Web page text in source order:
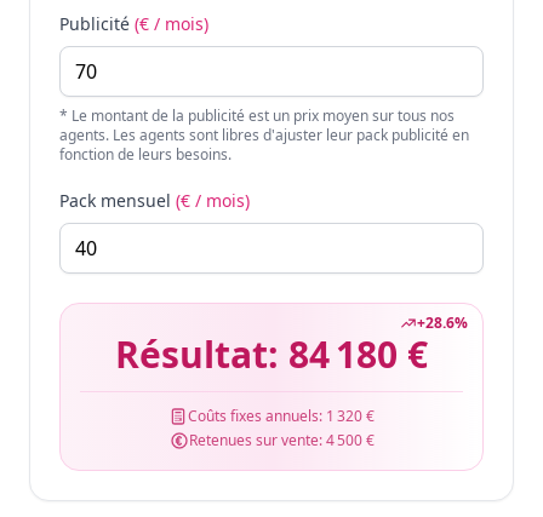
Publicité (€ / mois)
* Le montant de la publicité est un prix moyen sur tous nos
agents. Les agents sont libres d'ajuster leur pack publicité en
fonction de leurs besoins.
Pack mensuel (€ / mois)
+28.6%
Résultat: 84 180 €
Coûts fixes annuels: 1 320 €
Retenues sur vente:4 500 €